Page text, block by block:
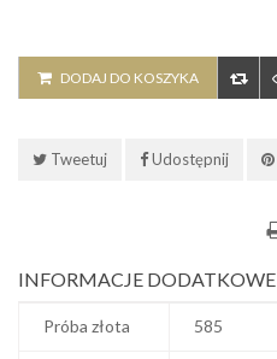
DODAJ DO KOSZYKA
Tweetuj Udostępnij
INFORMACJE DODATKOWE
Próba złota 585